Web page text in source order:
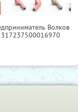
Волков